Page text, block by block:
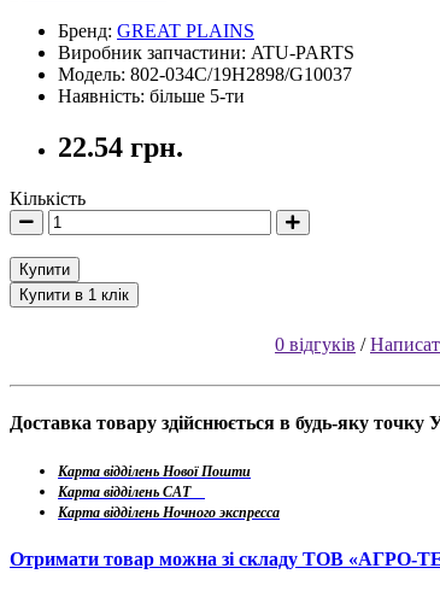
Бренд: GREAT PLAINS
Виробник запчастини: ATU-PARTS
Модель: 802-034C/19H2898/G10037
Наявність: більше 5-ти
22.54 грн.
Кількість
Купити
Купити в 1 клік
0 відгуків /
Доставка товару здійснюється в будь-яку
Карта відділень Нової Пошти
Карта відділень САТ
Карта відділень Ночного экспресса
Отримати товар можна зі складу ТОВ